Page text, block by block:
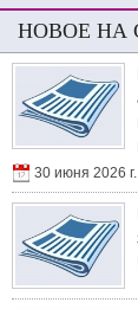
НОВОЕ НА
30 июня 2026 г.